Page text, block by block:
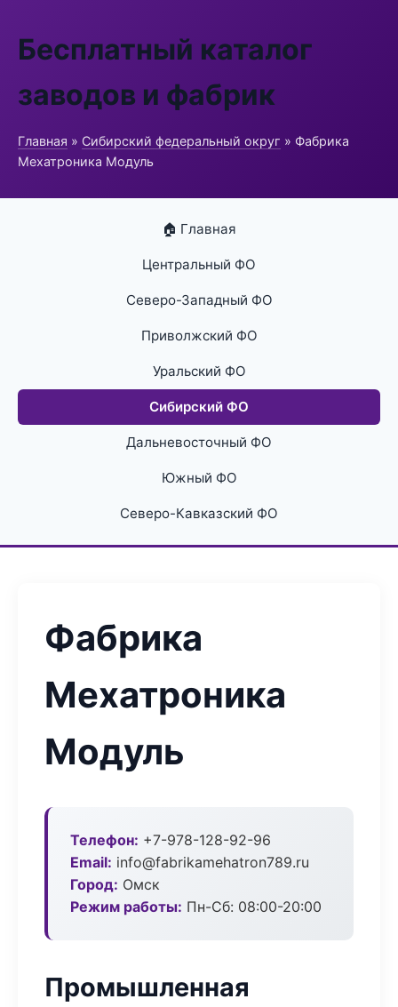
Бесплатный каталог
заводов и фабрик
Главная » Сибирский федеральный округ » Фабрика
Мехатроника Модуль
🏠 Главная
Центральный ФО
Северо-Западный ФО
Приволжский ФО
Уральский ФО
Сибирский ФО
Дальневосточный ФО
Южный ФО
Северо-Кавказский ФО
Фабрика
Мехатроника
Модуль
Телефон: +7-978-128-92-96
Email: info@fabrikamehatron789.ru
Город: Омск
Режим работы: Пн-Сб: 08:00-20:00
Промышленная